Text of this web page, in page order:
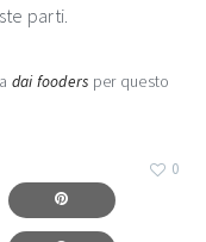
parti.
dai fooders per questo
0